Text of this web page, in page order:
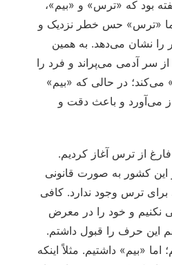
بود که «ترس» و «بیم»،
اما «ترس» حس خطر نزدیک و
نشان می‌دهد. به همین
سر آدمی می‌پراند و فرد را
در حالی که «بیم»
می‌آورد و باعث دقت و
فارغ از ترس آغاز کردیم.
کشور به صورت قانونی
ترس وجود ندارد. کافی
نکنیم و خود را در معرض
این حرف را قبول داشتم.
«بیم» داشتیم. مثلاً اینکه